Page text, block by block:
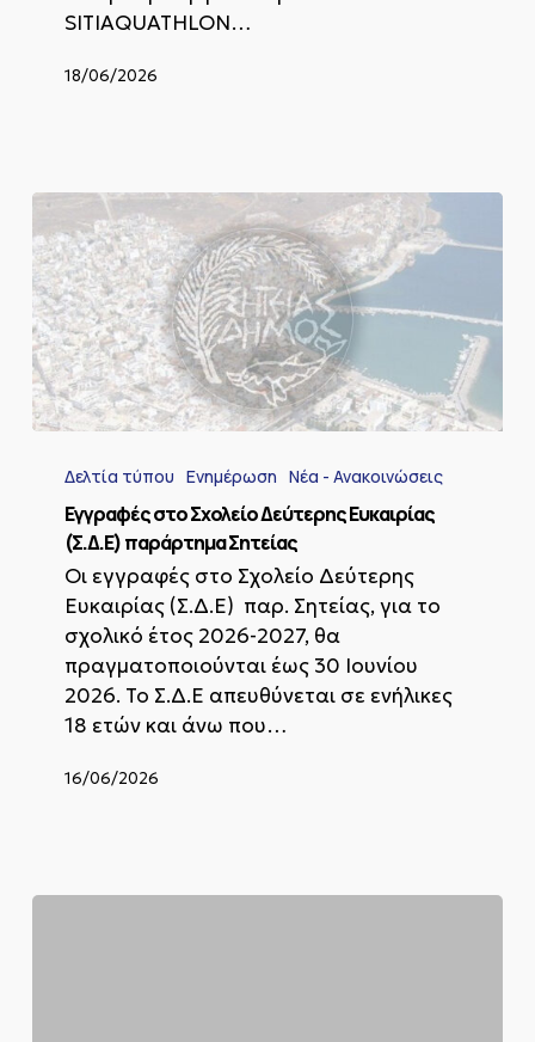
SITIAQUATHLON…
18/06/2026
στο
Σχολείο
Δεύτερης
Ευκαιρίας
(Σ.Δ.Ε)
παράρτημα
Σητείας
Δελτία τύπου Ενημέρωση Νέα - Ανακοινώσεις
Eγγραφές στο Σχολείο Δεύτερης Ευκαιρίας
(Σ.Δ.Ε) παράρτημα Σητείας
Οι εγγραφές στο Σχολείο Δεύτερης
Ευκαιρίας (Σ.Δ.Ε) παρ. Σητείας, για το
σχολικό έτος 2026-2027, θα
πραγματοποιούνται έως 30 Ιουνίου
2026. Το Σ.Δ.Ε απευθύνεται σε ενήλικες
18 ετών και άνω που…
16/06/2026